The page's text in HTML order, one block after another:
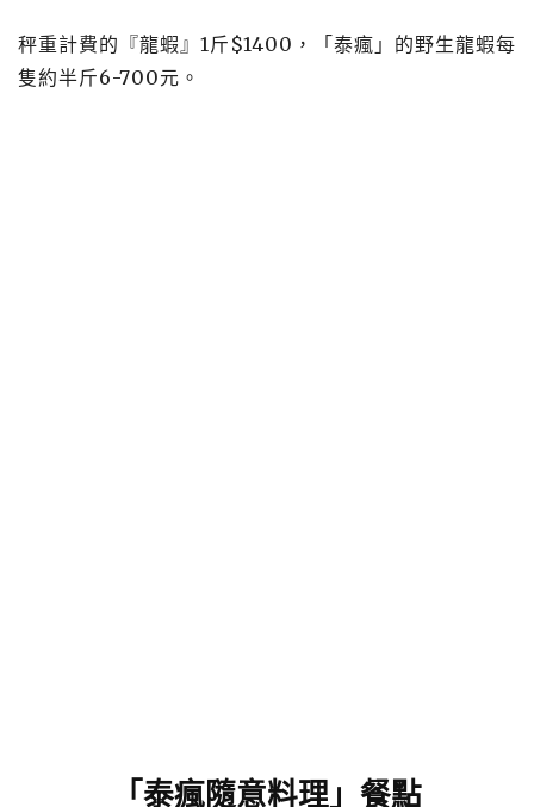
秤重計費的『龍蝦』1斤$1400，「泰瘋」的野生龍蝦每
隻約半斤6-700元。
「泰瘋隨意料理」餐點